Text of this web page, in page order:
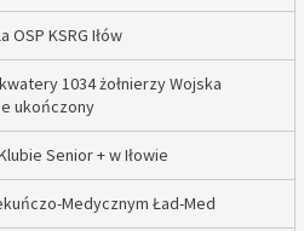
OSP KSRG Iłów
1034 żołnierzy Wojska
ukończony
Senior + w Iłowie
Medycznym Ład-Med